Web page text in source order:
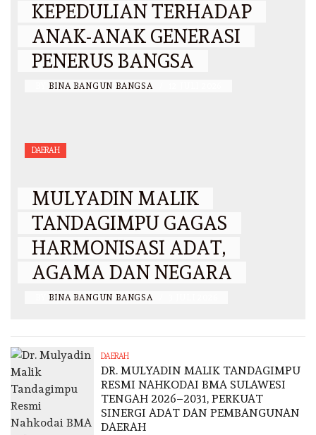
KEPEDULIAN TERHADAP
ANAK-ANAK GENERASI
PENERUS BANGSA
BINA BANGUN BANGSA
DAERAH
MULYADIN MALIK
TANDAGIMPU GAGAS
HARMONISASI ADAT,
AGAMA DAN NEGARA
BINA BANGUN BANGSA
DAERAH
DR. MULYADIN MALIK TANDAGIMPU
RESMI NAHKODAI BMA SULAWESI
TENGAH 2026–2031, PERKUAT
SINERGI ADAT DAN PEMBANGUNAN
DAERAH